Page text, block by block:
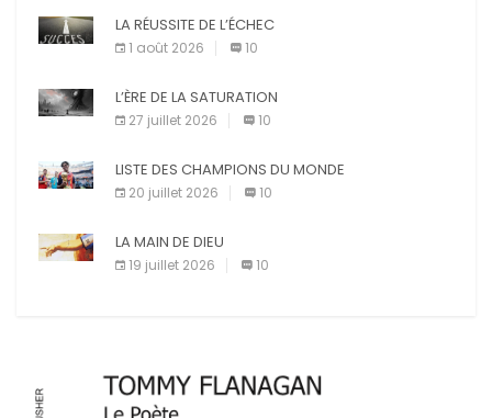
E-mail Imprimer
LA RÉUSSITE DE L’ÉCHEC
1 août 2026 10
L’ÈRE DE LA SATURATION
27 juillet 2026 10
LISTE DES CHAMPIONS DU MONDE
20 juillet 2026 10
LA MAIN DE DIEU
19 juillet 2026 10